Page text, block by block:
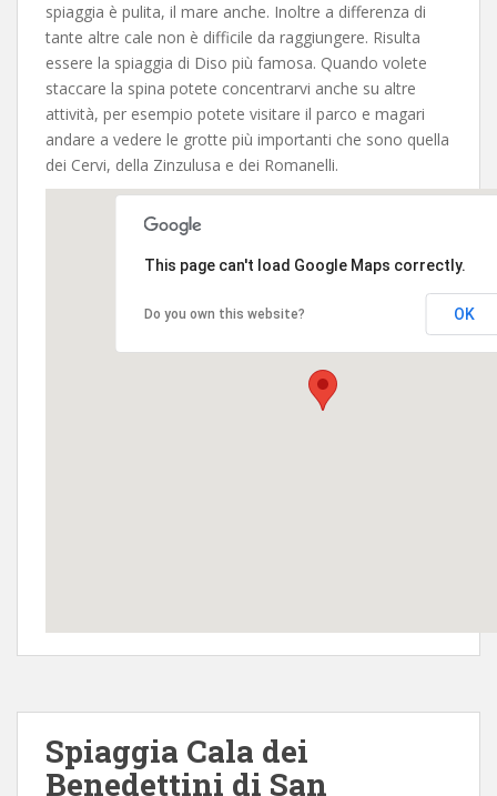
spiaggia è pulita, il mare anche. Inoltre a differenza di
tante altre cale non è difficile da raggiungere. Risulta
essere la spiaggia di Diso più famosa. Quando volete
staccare la spina potete concentrarvi anche su altre
attività, per esempio potete visitare il parco e magari
andare a vedere le grotte più importanti che sono quella
dei Cervi, della Zinzulusa e dei Romanelli.
This page can't load Google Maps correctly.
Do you own this website? OK
Spiaggia Cala dei
Benedettini di San